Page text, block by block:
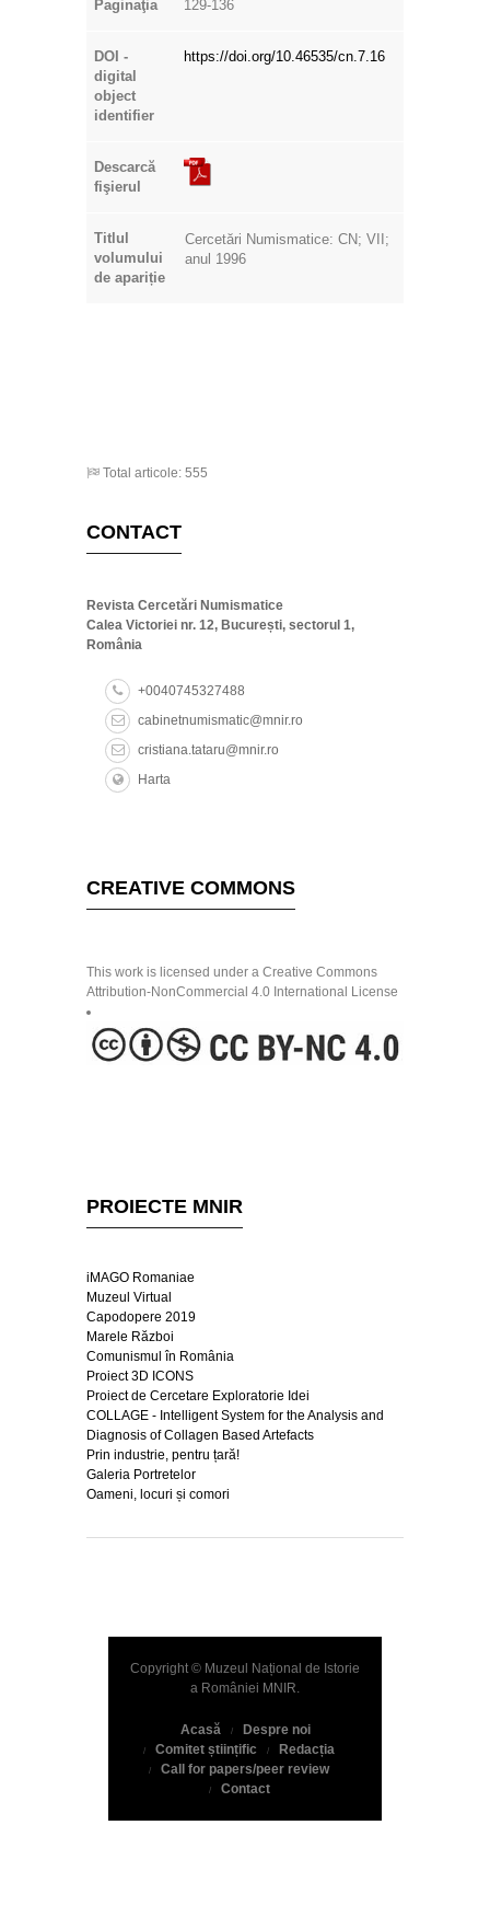
Paginaţia 129-136
DOI -
digital
object
identifier
https://doi.org/10.46535/cn.7.16
Descarcă
fişierul
Titlul
volumului
de apariție
Cercetări Numismatice: CN; VII;
anul 1996
Total articole: 555
CONTACT
Revista Cercetări Numismatice
Calea Victoriei nr. 12, București, sectorul 1,
România
+0040745327488
cabinetnumismatic@mnir.ro
cristiana.tataru@mnir.ro
Harta
CREATIVE COMMONS
This work is licensed under a Creative Commons
Attribution-NonCommercial 4.0 International License
PROIECTE MNIR
iMAGO Romaniae
Muzeul Virtual
Capodopere 2019
Marele Război
Comunismul în România
Proiect 3D ICONS
Proiect de Cercetare Exploratorie Idei
COLLAGE - Intelligent System for the Analysis and
Diagnosis of Collagen Based Artefacts
Prin industrie, pentru țară!
Galeria Portretelor
Oameni, locuri și comori
Copyright © Muzeul Național de Istorie
a României MNIR.
Acasă
Despre noi
Comitet științific
Redacția
Call for papers/peer review
Contact